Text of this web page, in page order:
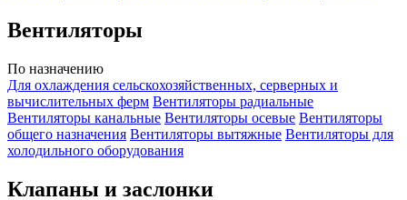
Вентиляторы
По назначению
Для охлаждения сельскохозяйственных, серверных и
вычислительных ферм Вентиляторы радиальные
Вентиляторы канальные Вентиляторы осевые Вентиляторы
общего назначения Вентиляторы вытяжные Вентиляторы для
холодильного оборудования
Клапаны и заслонки